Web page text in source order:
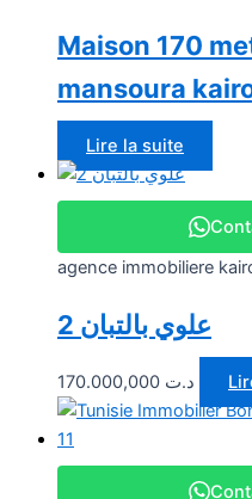
Maison 170
mansoura
Lire la suite
agence immobiliere
2 علوي بالتبان
د.ت